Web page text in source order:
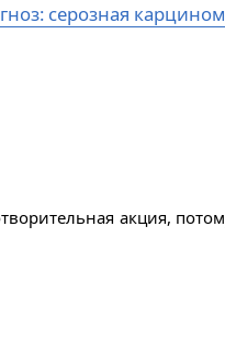
серозная
акция,